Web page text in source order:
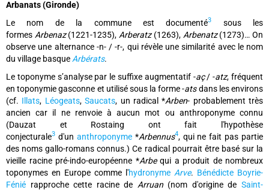
Arbanats (Gironde)
Le nom de la commune est documenté3
sous les
formes Arbenaz(1221-1235), Arberatz(1263), Arbenatz(1273)… On
observe une alternance -n- / -r-, qui révèle une similarité avec le nom
du village basque Arbérats.
Le toponyme s’analyse par le suffixe augmentatif -aç/ -atz, fréquent
en toponymie gasconne et utilisé sous la forme -atsdans les environs
(cf. Illats, Léogeats,Saucats, un radical *Arben- probablement très
ancien car il ne renvoie à aucun mot ou anthroponyme connu
(Dauzat et Rostaing ont fait l'hypothèse
conjecturale3 d'un anthroponyme*Arbennus4, qui ne fait pas partie
des noms gallo-romans connus.) Ce radical pourrait être basé sur la
vieille racine pré-indo-européenne *Arbequi a produit de nombreux
toponymes en Europe comme l'hydronyme Arve. Bénédicte Boyrie-
Fénié rapproche cette racine de Arruan(nom d'origine deSaint-